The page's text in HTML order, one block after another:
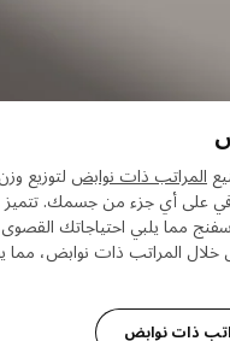
المراتب ذات نوابضلتوزيع وزن
أي جزء من جسمك. تتميز
مما يلبي احتياجاتك القصوى من
المراتب ذات نوابض، مما يوفر
ذات نوابض